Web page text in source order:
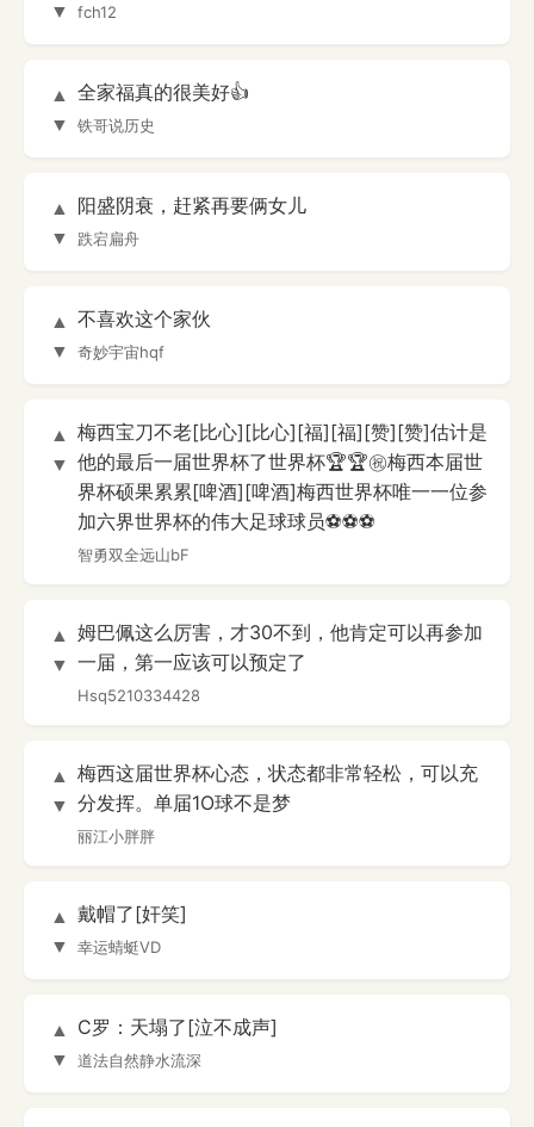
▼
fch12
▲
▼
全家福真的很美好👍
铁哥说历史
▲
▼
阳盛阴衰，赶紧再要俩女儿
跌宕扁舟
▲
▼
不喜欢这个家伙
奇妙宇宙hqf
▲
▼
梅西宝刀不老[比心][比心][福][福][赞][赞]估计是
他的最后一届世界杯了世界杯🏆🏆㊗️梅西本届世
界杯硕果累累[啤酒][啤酒]梅西世界杯唯一一位参
加六界世界杯的伟大足球球员⚽⚽⚽
智勇双全远山bF
▲
▼
姆巴佩这么厉害，才30不到，他肯定可以再参加
一届，第一应该可以预定了
Hsq5210334428
▲
▼
梅西这届世界杯心态，状态都非常轻松，可以充
分发挥。单届1O球不是梦
丽江小胖胖
▲
▼
戴帽了[奸笑]
幸运蜻蜓VD
▲
▼
C罗：天塌了[泣不成声]
道法自然静水流深